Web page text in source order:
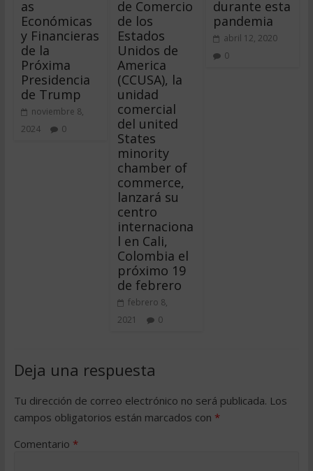
as
Económicas
y Financieras
de la
Próxima
Presidencia
de Trump
noviembre 8,
2024
0
de Comercio
de los
Estados
Unidos de
America
(CCUSA), la
unidad
comercial
del united
States
minority
chamber of
commerce,
lanzará su
centro
internaciona
l en Cali,
Colombia el
próximo 19
de febrero
febrero 8,
2021
0
durante esta
pandemia
abril 12, 2020
0
Deja una respuesta
Tu dirección de correo electrónico no será publicada. Los
campos obligatorios están marcados con *
Comentario *